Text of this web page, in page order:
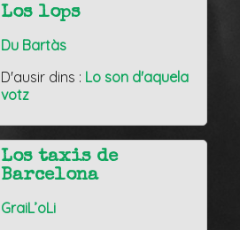
Los lops
Du Bartàs
D'ausir dins : Lo son d'aquela
votz
Los taxis de
Barcelona
GraiL’oLi